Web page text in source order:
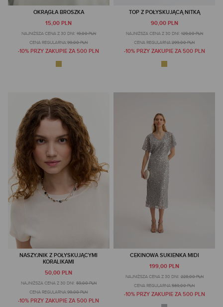
OKRĄGŁA BROSZKA
15,00 PLN
NAJNIŻSZA CENA Z 30 DNI: 19,00 PLN
CENA REGULARNA:99,00 PLN
-10% PRZY ZAKUPIE ZA 500 PLN
TOP Z POŁYSKUJĄCĄ NITKĄ
90,00 PLN
NAJNIŻSZA CENA Z 30 DNI: 129,00 PLN
CENA REGULARNA:299,00 PLN
-10% PRZY ZAKUPIE ZA 500 PLN
NASZYJNIK Z POŁYSKUJĄCYMI
KORALIKAMI
50,00 PLN
NAJNIŻSZA CENA Z 30 DNI: 59,00 PLN
CENA REGULARNA:99,00 PLN
-10% PRZY ZAKUPIE ZA 500 PLN
CEKINOWA SUKIENKA MIDI
199,00 PLN
NAJNIŻSZA CENA Z 30 DNI: 228,00 PLN
CENA REGULARNA:569,00 PLN
-10% PRZY ZAKUPIE ZA 500 PLN